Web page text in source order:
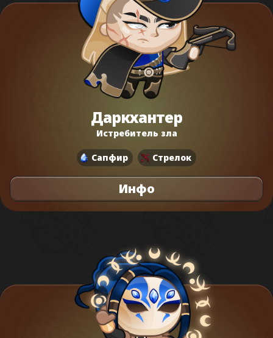
Даркхантер
Истребитель зла
Сапфир Стрелок
Инфо